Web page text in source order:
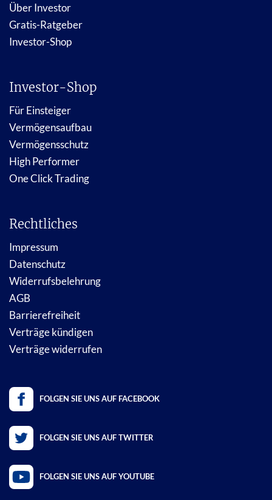
Über Investor
Gratis-Ratgeber
Investor-Shop
Investor-Shop
Für Einsteiger
Vermögensaufbau
Vermögensschutz
High Performer
One Click Trading
Rechtliches
Impressum
Datenschutz
Widerrufsbelehrung
AGB
Barrierefreiheit
Verträge kündigen
Verträge widerrufen
FOLGEN SIE UNS AUF FACEBOOK
FOLGEN SIE UNS AUF TWITTER
FOLGEN SIE UNS AUF YOUTUBE